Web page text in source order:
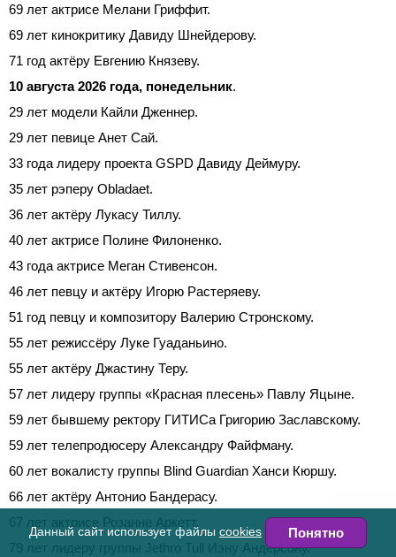
69 лет актрисе Мелани Гриффит.
69 лет кинокритику Давиду Шнейдерову.
71 год актёру Евгению Князеву.
10 августа 2026 года, понедельник.
29 лет модели Кайли Дженнер.
29 лет певице Анет Сай.
33 года лидеру проекта GSPD Давиду Деймуру.
35 лет рэперу Obladaet.
36 лет актёру Лукасу Тиллу.
40 лет актрисе Полине Филоненко.
43 года актрисе Меган Стивенсон.
46 лет певцу и актёру Игорю Растеряеву.
51 год певцу и композитору Валерию Стронскому.
55 лет режиссёру Луке Гуаданьино.
55 лет актёру Джастину Теру.
57 лет лидеру группы «Красная плесень» Павлу Яцыне.
59 лет бывшему ректору ГИТИСа Григорию Заславскому.
59 лет телепродюсеру Александру Файфману.
60 лет вокалисту группы Blind Guardian Ханси Кюршу.
66 лет актёру Антонио Бандерасу.
67 лет актрисе Розанне Аркетт.
79 лет лидеру группы Jethro Tull Иэну Андерсону.
Данный сайт использует файлы cookies Понятно